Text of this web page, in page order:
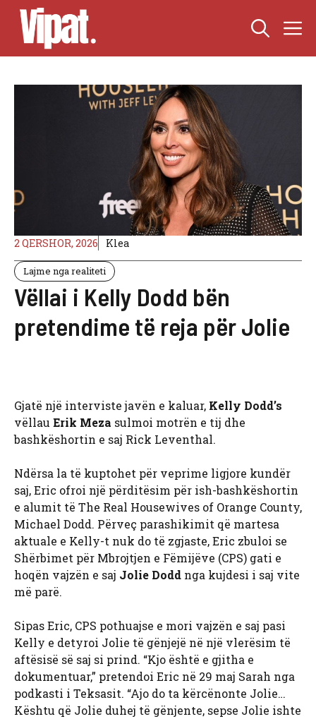
Skip
content
2 QERSHOR, 2026 Klea
Lajme nga realiteti
Vëllai i Kelly Dodd bën
pretendime të reja për Jolie
Gjatë një interviste javën e kaluar, Kelly Dodd’s
vëllau Erik Meza sulmoi motrën e tij dhe
bashkëshortin e saj Rick Leventhal.
Ndërsa la të kuptohet për veprime ligjore kundër
saj, Eric ofroi një përditësim për ish-bashkëshortin
e alumit të The Real Housewives of Orange County,
Michael Dodd. Përveç parashikimit që martesa
aktuale e Kelly-t nuk do të zgjaste, Eric zbuloi se
Shërbimet për Mbrojtjen e Fëmijëve (CPS) gati e
hoqën vajzën e saj Jolie Dodd nga kujdesi i saj vite
më parë.
Sipas Eric, CPS pothuajse e mori vajzën e saj pasi
Kelly e detyroi Jolie të gënjejë në një vlerësim të
aftësisë së saj si prind. “Kjo është e gjitha e
dokumentuar,” pretendoi Eric në 29 maj Sarah nga
podkasti i Teksasit. “Ajo do ta kërcënonte Jolie…
Kështu që Jolie duhej të gënjente, sepse Jolie ishte